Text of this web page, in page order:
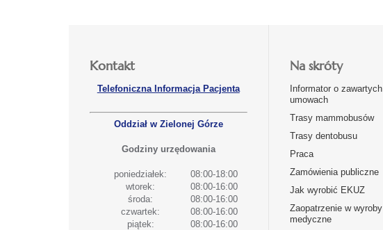
Kontakt
Telefoniczna Informacja Pacjenta
Oddział w Zielonej Górze
Godziny urzędowania
poniedziałek:
08:00-18:00
wtorek:
08:00-16:00
środa:
08:00-16:00
czwartek:
08:00-16:00
piątek:
08:00-16:00
Na skróty
Informator o zawartych
umowach
Trasy mammobusów
Trasy dentobusu
Praca
Zamówienia publiczne
Jak wyrobić EKUZ
Zaopatrzenie w wyroby
medyczne